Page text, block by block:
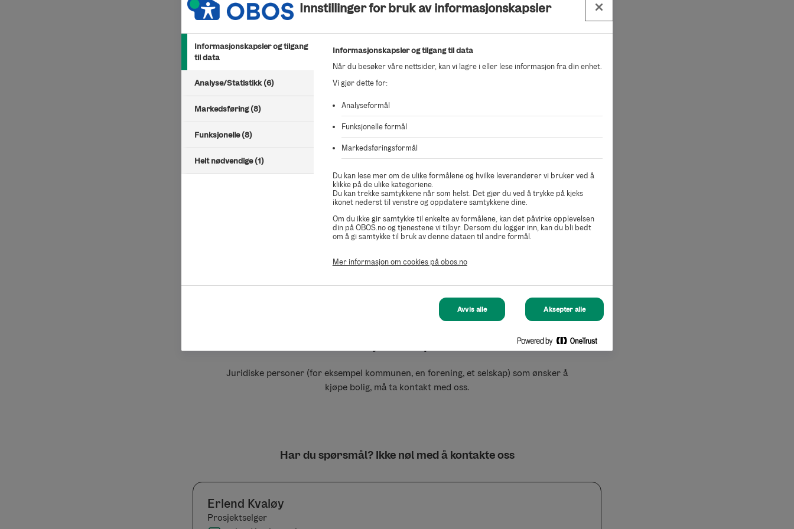
Gjør deg kjent med prospektet og vilkårene for boligkjøpet ditt.
Parkeringsplass
For denne boligen har du mulighet til å legge til et ønske om en
parkeringsplass til en ekstra kostnad.
Finansiering
Finansieringen må være i orden. Ha klart finansieringsbevis (PDF) eller
kontaktinformasjon til banken.
kontakt med oss.
Fyll ut kjøpsbekreftelsen
Juridiske personer (for eksempel kommunen, en forening, et selskap) som ønsker å
kjøpe bolig, må ta kontakt med oss.
Har du spørsmål? Ikke nøl med å kontakte oss
Erlend Kvaløy
Prosjektselger
Innstillinger for bruk av informasjonskapsler
Informasjonskapsler og tilgang
til data
Analyse/Statistikk (6)
Markedsføring (8)
Funksjonelle (8)
Helt nødvendige (1)
Informasjonskapsler og tilgang til data
Når du besøker våre nettsider, kan vi lagre i eller lese informasjon fra din enhet.
Vi gjør dette for:
Analyseformål
Funksjonelle formål
Markedsføringsformål
Du kan lese mer om de ulike formålene og hvilke leverandører vi bruker ved å
klikke på de ulike kategoriene.
Du kan trekke samtykkene når som helst. Det gjør du ved å trykke på kjeks
ikonet nederst til venstre og oppdatere samtykkene dine.
Om du ikke gir samtykke til enkelte av formålene, kan det påvirke opplevelsen
din på OBOS.no og tjenestene vi tilbyr. Dersom du logger inn, kan du bli bedt
om å gi samtykke til bruk av denne dataen til andre formål.
Mer informasjon om cookies på obos.no
Avvis alle Aksepter alle